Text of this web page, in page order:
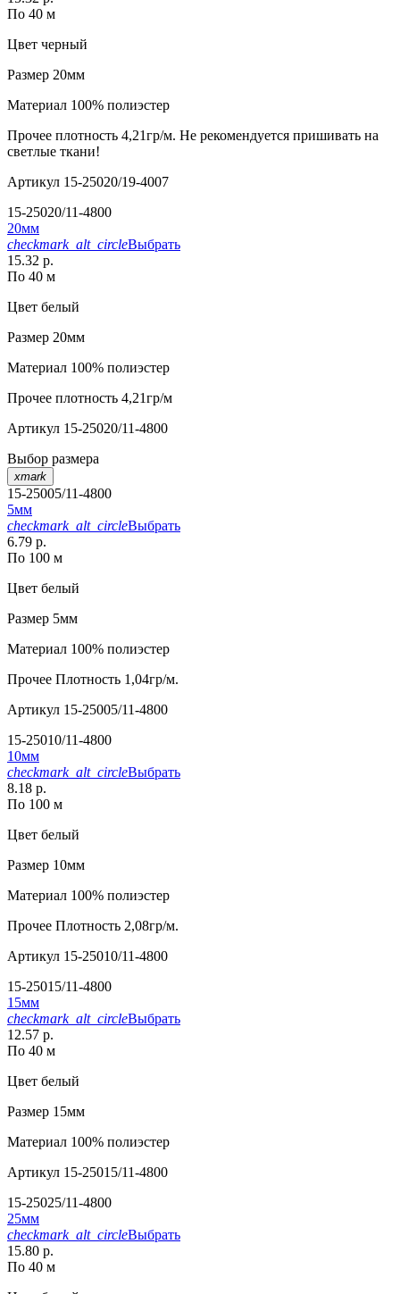
По 40 м
Цвет черный
Размер 20мм
Материал 100% полиэстер
Прочее плотность 4,21гр/м. Не рекомендуется пришивать на
светлые ткани!
Артикул 15-25020/19-4007
15-25020/11-4800
20мм
checkmark_alt_circleВыбрать
15.32 р.
По 40 м
Цвет белый
Размер 20мм
Материал 100% полиэстер
Прочее плотность 4,21гр/м
Артикул 15-25020/11-4800
Выбор размера
xmark
15-25005/11-4800
5мм
checkmark_alt_circleВыбрать
6.79 р.
По 100 м
Цвет белый
Размер 5мм
Материал 100% полиэстер
Прочее Плотность 1,04гр/м.
Артикул 15-25005/11-4800
15-25010/11-4800
10мм
checkmark_alt_circleВыбрать
8.18 р.
По 100 м
Цвет белый
Размер 10мм
Материал 100% полиэстер
Прочее Плотность 2,08гр/м.
Артикул 15-25010/11-4800
15-25015/11-4800
15мм
checkmark_alt_circleВыбрать
12.57 р.
По 40 м
Цвет белый
Размер 15мм
Материал 100% полиэстер
Артикул 15-25015/11-4800
15-25025/11-4800
25мм
checkmark_alt_circleВыбрать
15.80 р.
По 40 м